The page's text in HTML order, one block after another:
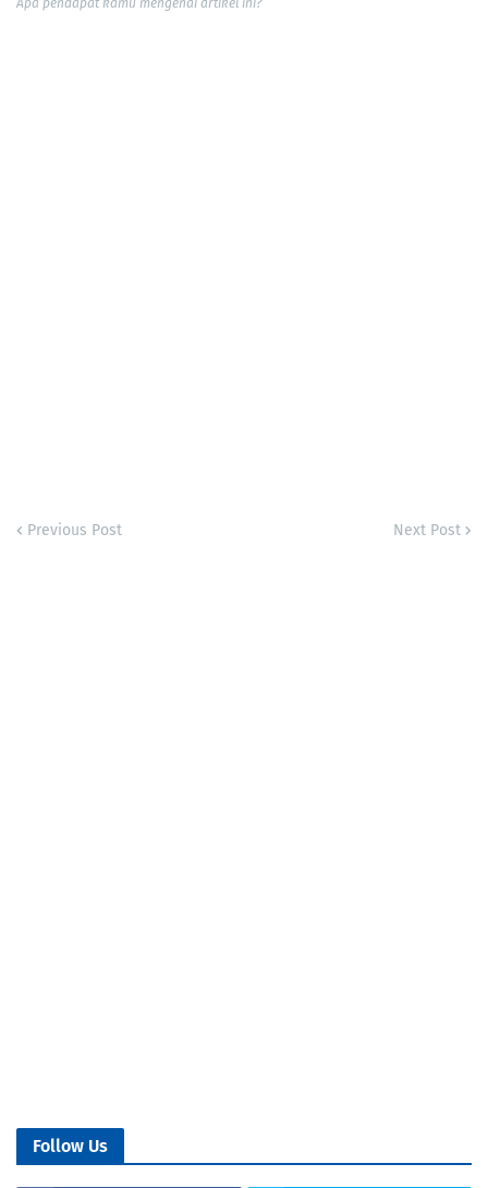
Apa pendapat kamu mengenai artikel ini?
Previous Post Next Post
Follow Us